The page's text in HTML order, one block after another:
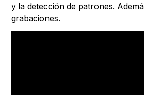
y la detección de patrones.
grabaciones.